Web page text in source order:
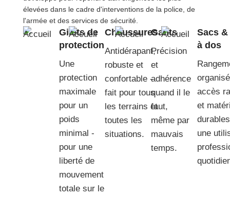
élevées dans le cadre d'interventions de la police, de
l'armée et des services de sécurité.
Gilets de
protection
Une
protection
maximale
pour un
poids
minimal -
pour une
liberté de
mouvement
totale sur le
Chaussures
Antidérapant,
robuste et
confortable -
fait pour tous
les terrains et
toutes les
situations.
Gants
Précision
et
adhérence
quand il le
faut,
même par
mauvais
temps.
Sacs &
à dos
accès
et
une